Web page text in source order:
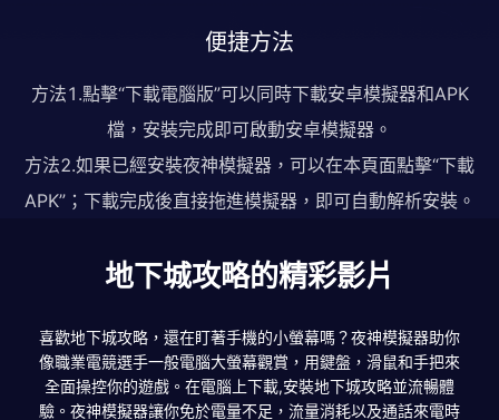
便捷方法
方法1.點擊“下載電腦版”可以同時下載安卓模擬器和APK
檔，安裝完成即可啟動安卓模擬器。
方法2.如果已經安裝夜神模擬器，可以在本頁面點擊“下載
APK”；下載完成後直接拖進模擬器，即可自動解析安裝。
地下城攻略的精彩影片
喜歡地下城攻略，還在盯著手機的小螢幕嗎？夜神模擬器助你
像職業電競選手一般電腦大螢幕觀賞，用鍵盤，滑鼠和手把來
全面操控你的遊戲。在電腦上下載,安裝地下城攻略並流暢體
驗。夜神模擬器讓你免於電量不足，流量消耗以及通話來電時